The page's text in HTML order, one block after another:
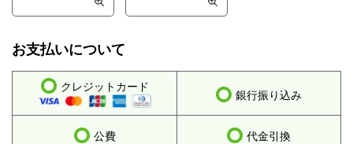
お支払いについて
クレジットカード
銀行振り込み
公費 代金引換